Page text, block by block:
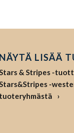
LISÄÄ
& Stripes -
-